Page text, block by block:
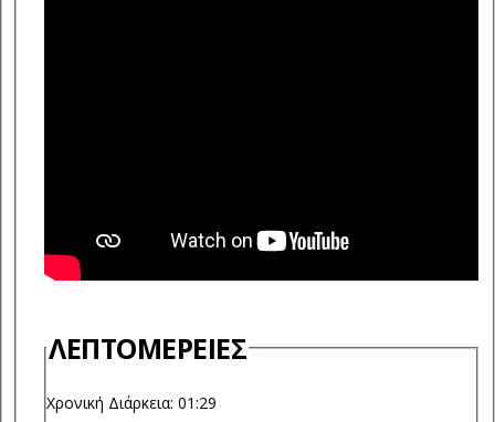
ΛΕΠΤΟΜΈΡΕΙΕΣ
Χρονική Διάρκεια: 01:29